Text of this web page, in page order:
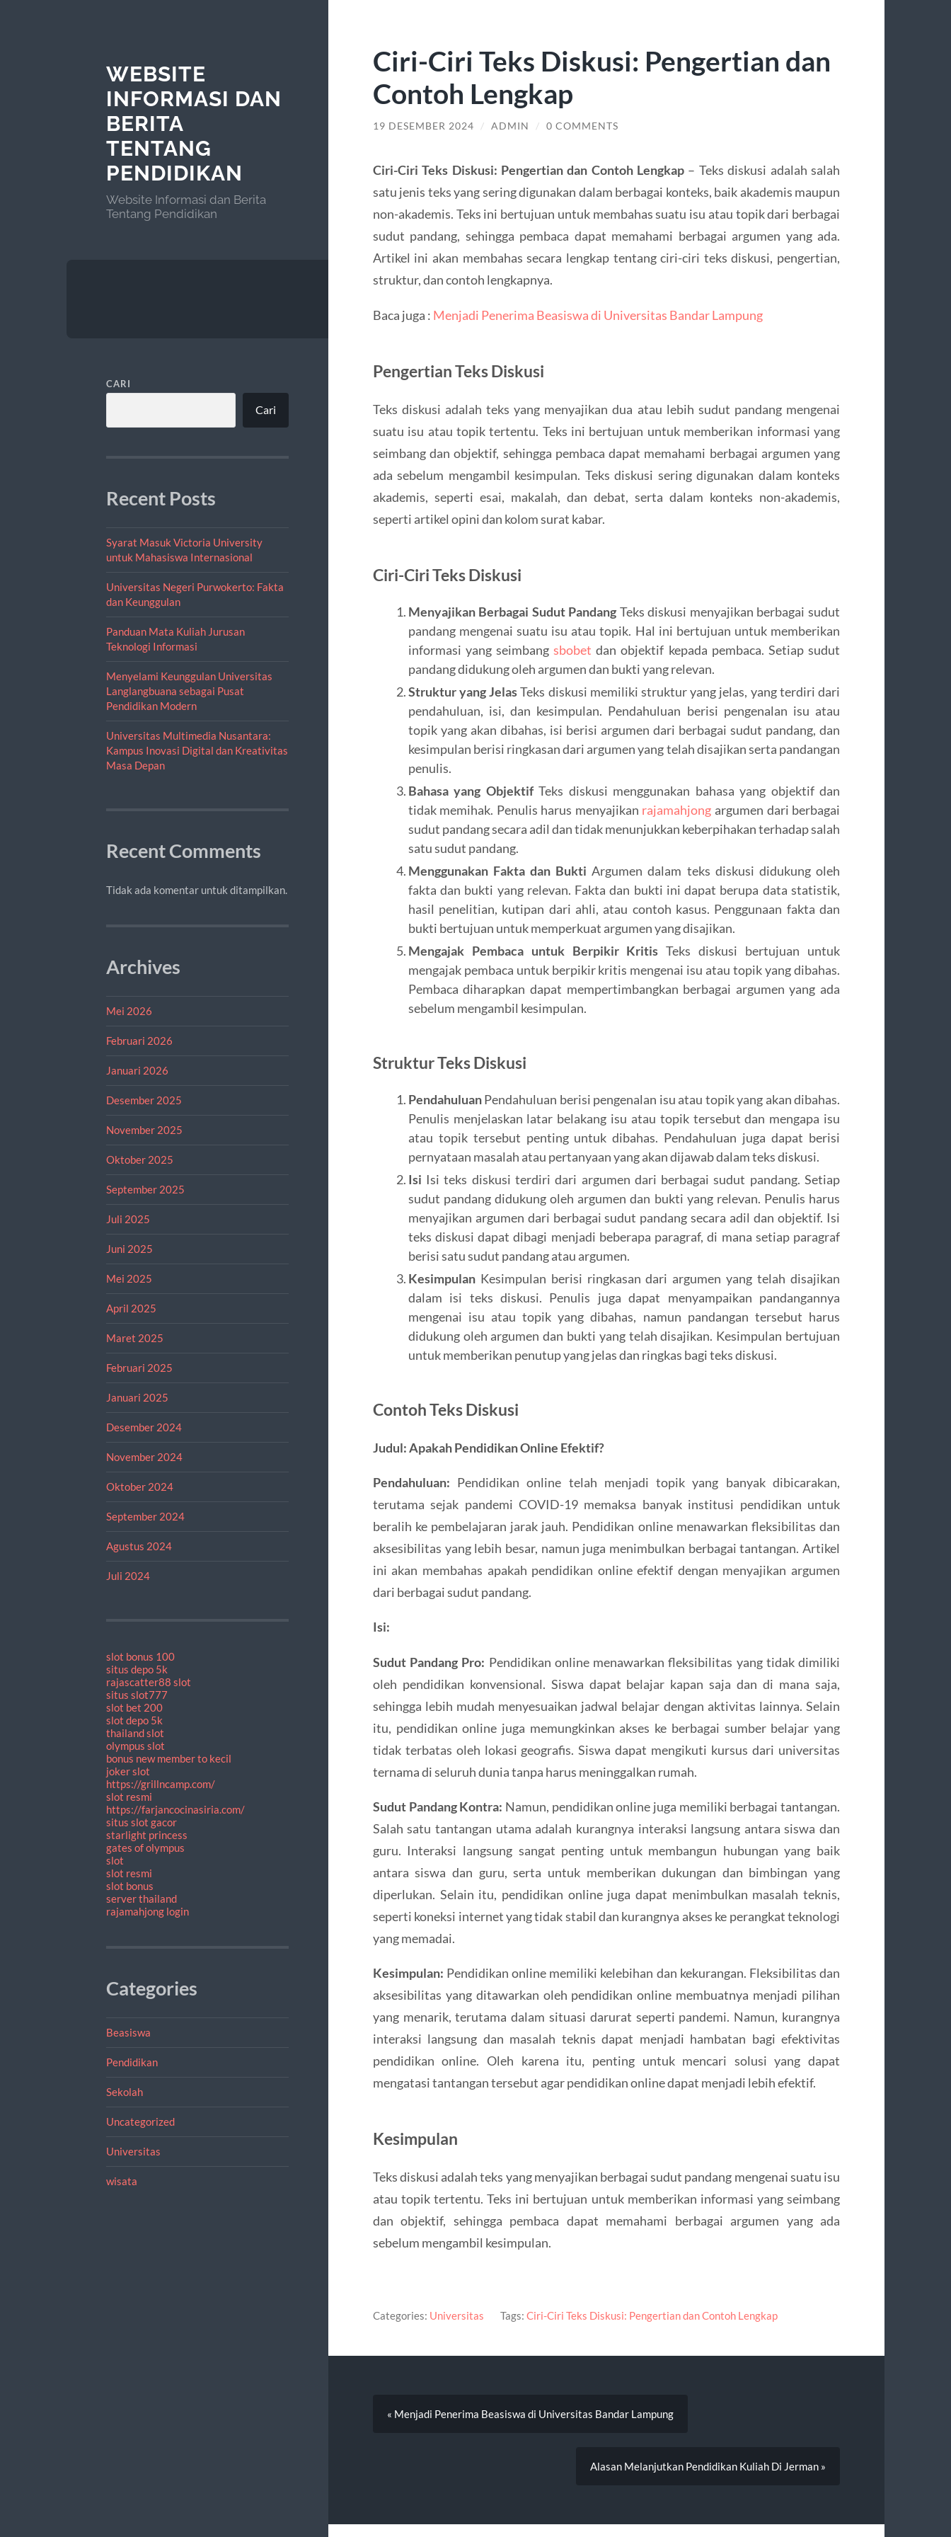
WEBSITE
INFORMASI DAN
BERITA
TENTANG
PENDIDIKAN
Website Informasi dan Berita
Tentang Pendidikan
CARI
Cari
Recent Posts
Syarat Masuk Victoria University
untuk Mahasiswa Internasional
Universitas Negeri Purwokerto: Fakta
dan Keunggulan
Panduan Mata Kuliah Jurusan
Teknologi Informasi
Menyelami Keunggulan Universitas
Langlangbuana sebagai Pusat
Pendidikan Modern
Universitas Multimedia Nusantara:
Kampus Inovasi Digital dan Kreativitas
Masa Depan
Recent Comments
Tidak ada komentar untuk ditampilkan.
Archives
Mei 2026
Februari 2026
Januari 2026
Desember 2025
November 2025
Oktober 2025
September 2025
Juli 2025
Juni 2025
Mei 2025
April 2025
Maret 2025
Februari 2025
Januari 2025
Desember 2024
November 2024
Oktober 2024
September 2024
Agustus 2024
Juli 2024
slot bonus 100
situs depo 5k
rajascatter88 slot
situs slot777
slot bet 200
slot depo 5k
thailand slot
olympus slot
bonus new member to kecil
joker slot
https://grillncamp.com/
slot resmi
https://farjancocinasiria.com/
situs slot gacor
starlight princess
gates of olympus
slot
slot resmi
slot bonus
server thailand
rajamahjong login
Categories
Beasiswa
Pendidikan
Sekolah
Uncategorized
Universitas
wisata
Ciri-Ciri Teks Diskusi: Pengertian dan
Contoh Lengkap
19 DESEMBER 2024 / ADMIN / 0 COMMENTS
Ciri-Ciri Teks Diskusi: Pengertian dan Contoh Lengkap – Teks diskusi adalah salah
satu jenis teks yang sering digunakan dalam berbagai konteks, baik akademis maupun
non-akademis. Teks ini bertujuan untuk membahas suatu isu atau topik dari berbagai
sudut pandang, sehingga pembaca dapat memahami berbagai argumen yang ada.
Artikel ini akan membahas secara lengkap tentang ciri-ciri teks diskusi, pengertian,
struktur, dan contoh lengkapnya.
Baca juga : Menjadi Penerima Beasiswa di Universitas Bandar Lampung
Pengertian Teks Diskusi
Teks diskusi adalah teks yang menyajikan dua atau lebih sudut pandang mengenai
suatu isu atau topik tertentu. Teks ini bertujuan untuk memberikan informasi yang
seimbang dan objektif, sehingga pembaca dapat memahami berbagai argumen yang
ada sebelum mengambil kesimpulan. Teks diskusi sering digunakan dalam konteks
akademis, seperti esai, makalah, dan debat, serta dalam konteks non-akademis,
seperti artikel opini dan kolom surat kabar.
Ciri-Ciri Teks Diskusi
Menyajikan Berbagai Sudut Pandang Teks diskusi menyajikan berbagai sudut
pandang mengenai suatu isu atau topik. Hal ini bertujuan untuk memberikan
informasi yang seimbangsbobet dan objektif kepada pembaca. Setiap sudut
pandang didukung oleh argumen dan bukti yang relevan.
Struktur yang JelasTeks diskusi memiliki struktur yang jelas, yang terdiri dari
pendahuluan, isi, dan kesimpulan. Pendahuluan berisi pengenalan isu atau
topik yang akan dibahas, isi berisi argumen dari berbagai sudut pandang, dan
kesimpulan berisi ringkasan dari argumen yang telah disajikan serta pandangan
penulis.
Bahasa yang ObjektifTeks diskusi menggunakan bahasa yang objektif dan
tidak memihak. Penulis harus menyajikan rajamahjong argumen dari berbagai
sudut pandang secara adil dan tidak menunjukkan keberpihakan terhadap salah
satu sudut pandang.
Menggunakan Fakta dan Bukti Argumen dalam teks diskusi didukung oleh
fakta dan bukti yang relevan. Fakta dan bukti ini dapat berupa data statistik,
hasil penelitian, kutipan dari ahli, atau contoh kasus. Penggunaan fakta dan
bukti bertujuan untuk memperkuat argumen yang disajikan.
Mengajak Pembaca untuk Berpikir Kritis Teks diskusi bertujuan untuk
mengajak pembaca untuk berpikir kritis mengenai isu atau topik yang dibahas.
Pembaca diharapkan dapat mempertimbangkan berbagai argumen yang ada
sebelum mengambil kesimpulan.
Struktur Teks Diskusi
PendahuluanPendahuluan berisi pengenalan isu atau topik yang akan dibahas.
Penulis menjelaskan latar belakang isu atau topik tersebut dan mengapa isu
atau topik tersebut penting untuk dibahas. Pendahuluan juga dapat berisi
pernyataan masalah atau pertanyaan yang akan dijawab dalam teks diskusi.
Isi Isi teks diskusi terdiri dari argumen dari berbagai sudut pandang. Setiap
sudut pandang didukung oleh argumen dan bukti yang relevan. Penulis harus
menyajikan argumen dari berbagai sudut pandang secara adil dan objektif. Isi
teks diskusi dapat dibagi menjadi beberapa paragraf, di mana setiap paragraf
berisi satu sudut pandang atau argumen.
KesimpulanKesimpulan berisi ringkasan dari argumen yang telah disajikan
dalam isi teks diskusi. Penulis juga dapat menyampaikan pandangannya
mengenai isu atau topik yang dibahas, namun pandangan tersebut harus
didukung oleh argumen dan bukti yang telah disajikan. Kesimpulan bertujuan
untuk memberikan penutup yang jelas dan ringkas bagi teks diskusi.
Contoh Teks Diskusi
Judul: Apakah Pendidikan Online Efektif?
Pendahuluan: Pendidikan online telah menjadi topik yang banyak dibicarakan,
terutama sejak pandemi COVID-19 memaksa banyak institusi pendidikan untuk
beralih ke pembelajaran jarak jauh. Pendidikan online menawarkan fleksibilitas dan
aksesibilitas yang lebih besar, namun juga menimbulkan berbagai tantangan. Artikel
ini akan membahas apakah pendidikan online efektif dengan menyajikan argumen
dari berbagai sudut pandang.
Isi:
Sudut Pandang Pro: Pendidikan online menawarkan fleksibilitas yang tidak dimiliki
oleh pendidikan konvensional. Siswa dapat belajar kapan saja dan di mana saja,
sehingga lebih mudah menyesuaikan jadwal belajar dengan aktivitas lainnya. Selain
itu, pendidikan online juga memungkinkan akses ke berbagai sumber belajar yang
tidak terbatas oleh lokasi geografis. Siswa dapat mengikuti kursus dari universitas
ternama di seluruh dunia tanpa harus meninggalkan rumah.
Sudut Pandang Kontra: Namun, pendidikan online juga memiliki berbagai tantangan.
Salah satu tantangan utama adalah kurangnya interaksi langsung antara siswa dan
guru. Interaksi langsung sangat penting untuk membangun hubungan yang baik
antara siswa dan guru, serta untuk memberikan dukungan dan bimbingan yang
diperlukan. Selain itu, pendidikan online juga dapat menimbulkan masalah teknis,
seperti koneksi internet yang tidak stabil dan kurangnya akses ke perangkat teknologi
yang memadai.
Kesimpulan: Pendidikan online memiliki kelebihan dan kekurangan. Fleksibilitas dan
aksesibilitas yang ditawarkan oleh pendidikan online membuatnya menjadi pilihan
yang menarik, terutama dalam situasi darurat seperti pandemi. Namun, kurangnya
interaksi langsung dan masalah teknis dapat menjadi hambatan bagi efektivitas
pendidikan online. Oleh karena itu, penting untuk mencari solusi yang dapat
mengatasi tantangan tersebut agar pendidikan online dapat menjadi lebih efektif.
Kesimpulan
Teks diskusi adalah teks yang menyajikan berbagai sudut pandang mengenai suatu isu
atau topik tertentu. Teks ini bertujuan untuk memberikan informasi yang seimbang
dan objektif, sehingga pembaca dapat memahami berbagai argumen yang ada
sebelum mengambil kesimpulan.
Categories: Universitas Tags: Ciri-Ciri Teks Diskusi: Pengertian dan Contoh Lengkap
« Menjadi Penerima Beasiswa di Universitas Bandar Lampung
Alasan Melanjutkan Pendidikan Kuliah Di Jerman »